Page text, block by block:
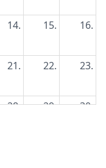
14. 15. 16.
21. 22. 23.
28. 29. 30.